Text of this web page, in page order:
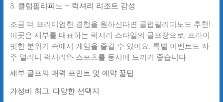
3. 클럽필리피노 – 럭셔리 리조트 감성
조금 더 프리미엄한 경험을 원하신다면 클럽필리피노도 추천!
이곳은 세부를 대표하는 럭셔리 스타일의 골프장으로, 프라이
빗한 분위기 속에서 게임을 즐길 수 있어요. 특별 이벤트도 자
주 열리니 럭셔리와 스포츠를 동시에 느끼기 좋습니다.
세부 골프의 매력 포인트 및 예약 꿀팁
가성비 최고! 다양한 선택지